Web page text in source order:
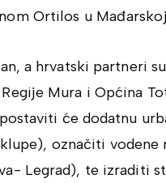
Ortilos u
a hrvatski partneri
Mura i Općina
će dodatnu
označiti vodene
Legrad), te izraditi